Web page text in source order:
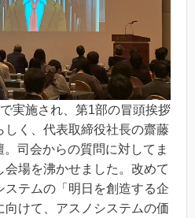
実施され、第1部の冒頭挨拶
しく、代表取締役社長の齋藤
司会からの質問に対してま
会場を沸かせました。改めて
テムの「明日を創造する企
けて、アスノシステムの価